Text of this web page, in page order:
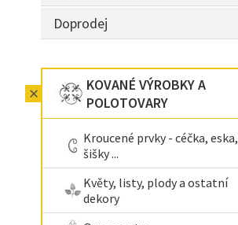
Doprodej
KOVANÉ VÝROBKY A
POLOTOVARY
Kroucené prvky - céčka, eska,
šišky ...
Květy, listy, plody a ostatní
dekory